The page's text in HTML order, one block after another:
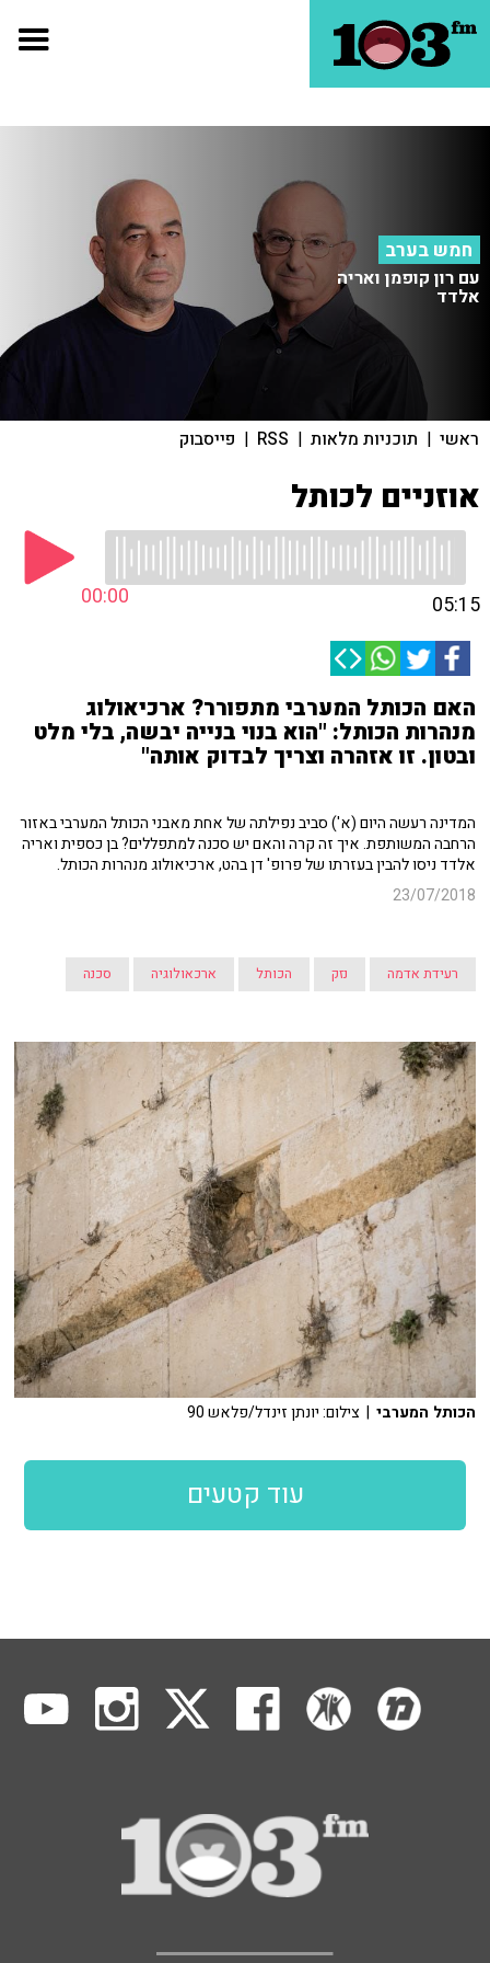
חמש בערב
עם רון קופמן ואריה
אלדד
ראשי | תוכניות מלאות |
RSS
| פייסבוק
אוזניים לכותל
00:00 05:15
האם הכותל המערבי מתפורר? ארכיאולוג
מנהרות הכותל: "הוא בנוי בנייה יבשה, בלי מלט
ובטון. זו אזהרה וצריך לבדוק אותה"
המדינה רעשה היום (א') סביב נפילתה של אחת מאבני הכותל המערבי באזור
הרחבה המשותפת. איך זה קרה והאם יש סכנה למתפללים? בן כספית ואריה
אלדד ניסו להבין בעזרתו של פרופ' דן בהט, ארכיאולוג מנהרות הכותל.
23/07/2018
רעידת אדמה נזק הכותל ארכאולוגיה סכנה
הכותל המערבי | צילום: יונתן זינדל/פלאש 90
עוד קטעים